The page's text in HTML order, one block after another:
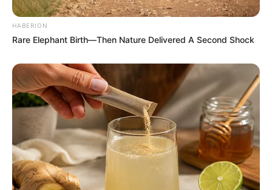
Warna Kulit: Putih
Ukuran Tubuh: –
Ukuran Baju: –
Pendidikan
London School of Public Relations
Keluarga
Ayah: Buyung Kenek
HABERION
Rare Elephant Birth—Then Nature Delivered A Second Shock